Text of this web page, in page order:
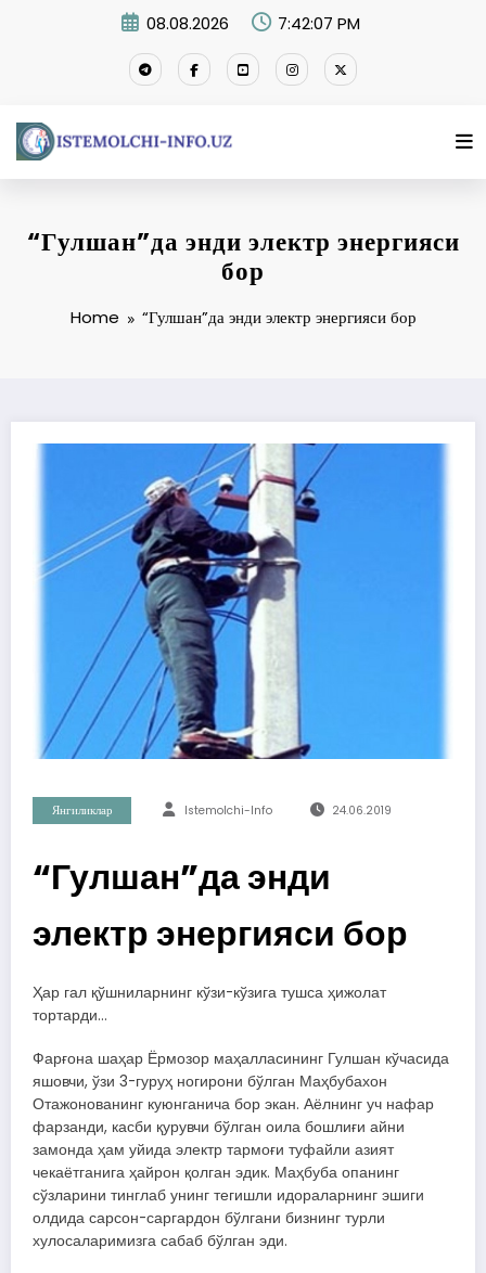
08.08.2026 7:42:07 PM
“Гулшан”да энди электр энергияси
бор
Home “Гулшан”да энди электр энергияси бор
Янгиликлар Istemolchi-Info 24.06.2019
“Гулшан”да энди
электр энергияси бор
Ҳар гал қўшниларнинг кўзи-кўзига тушса ҳижолат
тортарди…
Фарғона шаҳар Ёрмозор маҳалласининг Гулшан кўчасида
яшовчи, ўзи 3-гуруҳ ногирони бўлган Маҳбубахон
Отажонованинг куюнганича бор экан. Аёлнинг уч нафар
фарзанди, касби қурувчи бўлган оила бошлиғи айни
замонда ҳам уйида электр тармоғи туфайли азият
чекаётганига ҳайрон қолган эдик. Маҳбуба опанинг
сўзларини тинглаб унинг тегишли идораларнинг эшиги
олдида сарсон-саргардон бўлгани бизнинг турли
хулосаларимизга сабаб бўлган эди.